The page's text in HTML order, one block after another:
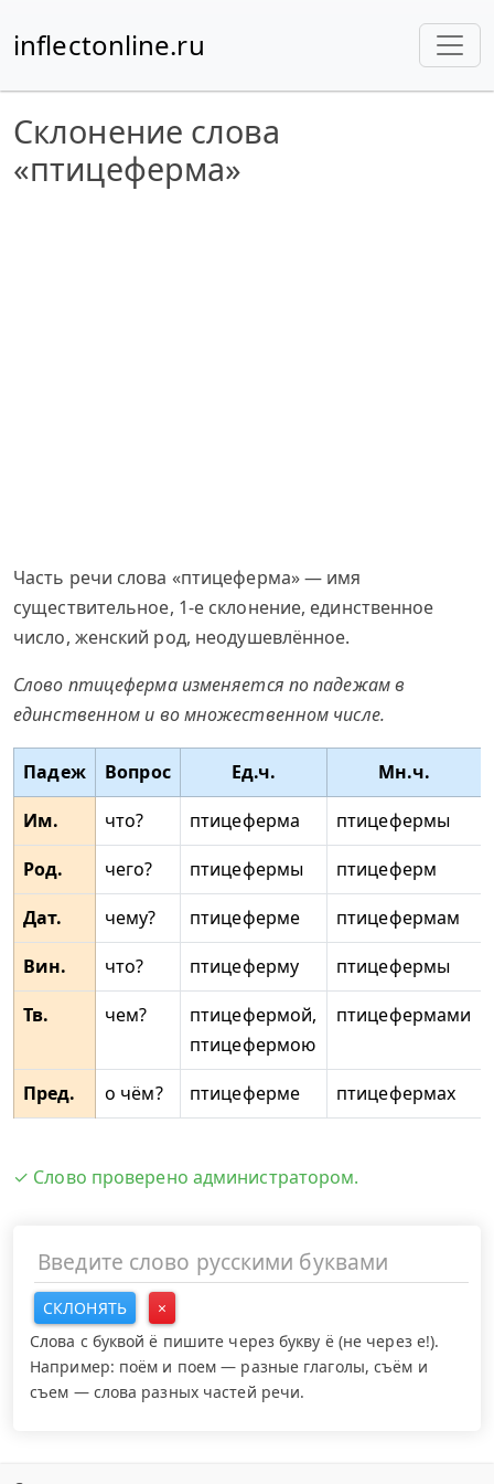
inflectonline.ru
Склонение слова
«птицеферма»
Часть речи слова «птицеферма» — имя
существительное, 1-е склонение, единственное
число, женский род, неодушевлённое.
Слово птицеферма изменяется по падежам в
единственном и во множественном числе.
Падеж Вопрос Ед.ч.
Мн.ч.
Им.
что? птицеферма
птицефермы
Род.
чего? птицефермы
птицеферм
Дат.
чему? птицеферме
птицефермам
Вин.
что? птицеферму
птицефермы
Тв.
чем?
птицефермой,
птицефермою
птицефермами
Пред. о чём? птицеферме птицефермах
✓ Слово проверено администратором.
СКЛОНЯТЬ
×
Слова с буквой ё пишите через букву ё (не через е!).
Например: поём и поем — разные глаголы, съём и
съем — слова разных частей речи.